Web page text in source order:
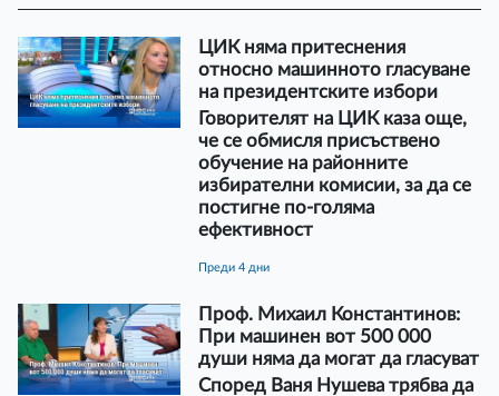
ЦИК няма притеснения
относно машинното гласуване
на президентските избори
Говорителят на ЦИК каза още,
че се обмисля присъствено
обучение на районните
избирателни комисии, за да се
постигне по-голяма
ефективност
преди 4 дни
Проф. Михаил Константинов:
При машинен вот 500 000
души няма да могат да гласуват
Според Ваня Нушева трябва да